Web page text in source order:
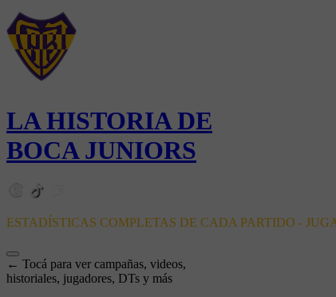
LA HISTORIA DE
BOCA JUNIORS
ESTADÍSTICAS COMPLETAS DE CADA PARTIDO -
← Tocá para ver campañas, videos,
historiales, jugadores, DTs y más